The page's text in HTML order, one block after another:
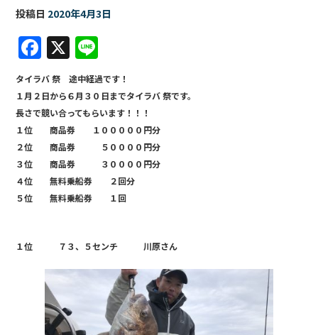
投稿日 2020年4月3日
F
a
c
e
b
o
o
k
X
n
e
タイラバ 祭 途中経過です！
１月２日から６月３０日までタイラバ 祭です。
長さで競い合ってもらいます！！！
１位 商品券 １０００００円分
２位 商品券 ５００００円分
３位 商品券 ３００００円分
４位 無料乗船券 ２回分
５位 無料乗船券 １回
１位 ７３、５センチ 川原さん